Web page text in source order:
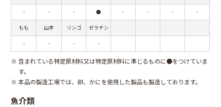
- - - ● - - - -
もも 山芋 リンゴ ゼラチン
- - - -
※ 含まれている特定原材料又は特定原材料に準じるものに●をつけていま
す。
※ 本品の製造工場では、卵、かにを使用した製品も製造しております。
魚介類